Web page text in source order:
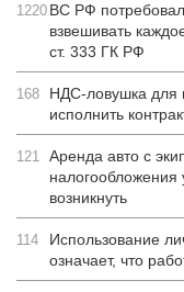
1220 ВС РФ
взвешивать
ст. 333 ГК РФ
168
НДС-ловушка для
исполнить
121 Аренда авто с
налогообложения
возникнуть
114
Использование
означает, что